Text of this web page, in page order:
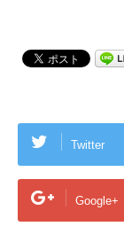
Twitter
Google+